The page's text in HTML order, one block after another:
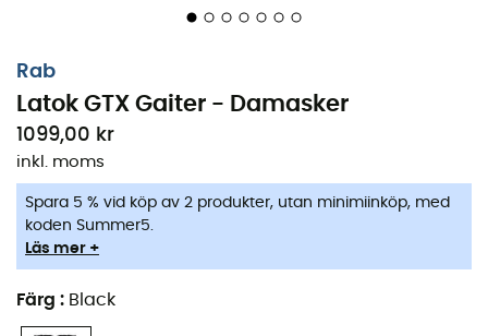
Rab
Latok GTX Gaiter - Damasker
1099,00 kr
inkl. moms
Spara 5 % vid köp av 2 produkter, utan minimiinköp, med
koden Summer5.
Läs mer +
Färg : Black